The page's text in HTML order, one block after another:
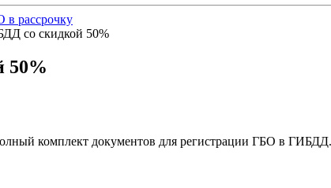
в рассрочку
со скидкой 50%
50%
комплект документов для регистрации ГБО в ГИБДД.